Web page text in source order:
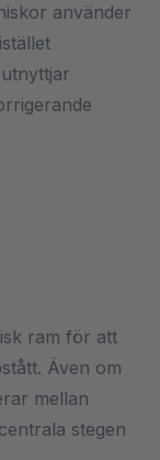
använder
ram för att
Även om
mellan
stegen